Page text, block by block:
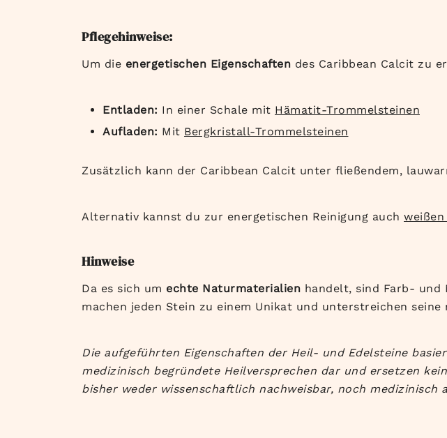
Pflegehinweise:
Um die energetischen Eigenschaften des Caribbean Calcit zu
Entladen: In einer Schale mit Hämatit-Trommelsteinen
Aufladen: Mit Bergkristall-Trommelsteinen
Zusätzlich kann der Caribbean Calcit unter fließendem,
Alternativ kannst du zur energetischen Reinigung auch weißen
Hinweise
Da es sich um echte Naturmaterialien handelt, sind Farb- und
machen jeden Stein zu einem Unikat und unterstreichen
Die aufgeführten Eigenschaften der Heil- und Edelsteine
medizinisch begründete Heilversprechen dar und ersetzen
bisher weder wissenschaftlich nachweisbar, noch medizinisch